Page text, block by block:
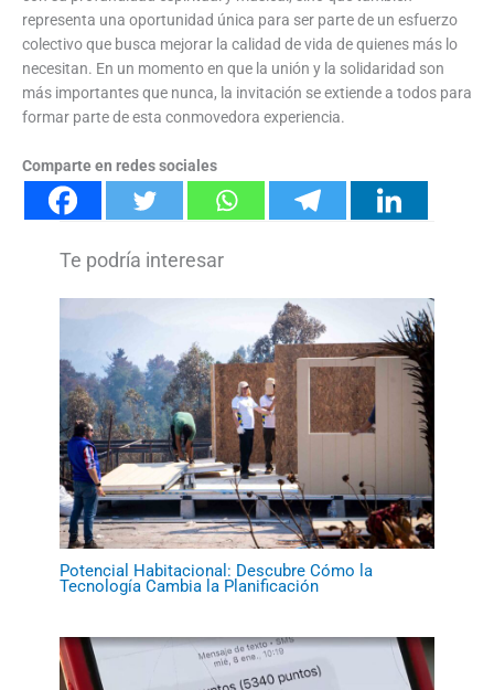
representa una oportunidad única para ser parte de un esfuerzo
colectivo que busca mejorar la calidad de vida de quienes más lo
necesitan. En un momento en que la unión y la solidaridad son
más importantes que nunca, la invitación se extiende a todos para
formar parte de esta conmovedora experiencia.
Comparte en redes sociales
Potencial Habitacional: Descubre Cómo la
Tecnología Cambia la Planificación